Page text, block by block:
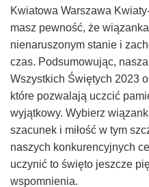
Kwiatowa Warszawa
masz pewność, że
nienaruszonym stanie i
czas. Podsumowując,
Wszystkich Świętych 2023
które pozwalają uczcić
wyjątkowy. Wybierz
szacunek i miłość w tym
naszych konkurencyjnych
uczynić to święto jeszcze
wspomnienia.